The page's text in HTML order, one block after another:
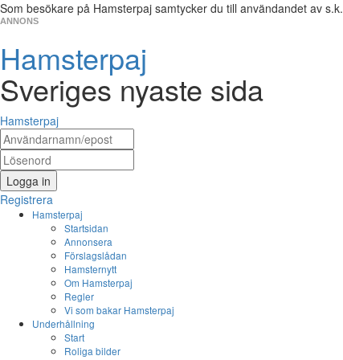
Som besökare på Hamsterpaj samtycker du till användandet av s.k.
ANNONS
Hamsterpaj
Sveriges nyaste sida
Hamsterpaj
Logga in
Registrera
Hamsterpaj
Startsidan
Annonsera
Förslagslådan
Hamsternytt
Om Hamsterpaj
Regler
Vi som bakar Hamsterpaj
Underhållning
Start
Roliga bilder